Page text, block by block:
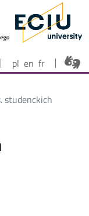
- Strona
pl en fr
studenckich